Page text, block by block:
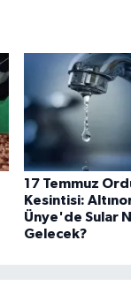
17 Temmuz
Kesintisi:
Ünye'de Sular
Gelecek?